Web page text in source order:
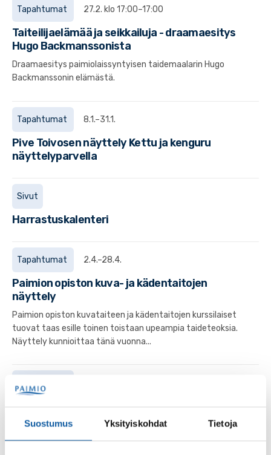
Suostumus Yksityiskohdat Tietoja
Tapahtumat 27.2. klo 17:00–17:00
Taiteilijaelämää ja seikkailuja - draamaesitys
Hugo Backmanssonista
Draamaesitys paimiolaissyntyisen taidemaalarin Hugo
Backmanssonin elämästä.
Tapahtumat 8.1.–31.1.
Pive Toivosen näyttely Kettu ja kenguru
näyttelyparvella
Sivut
Harrastuskalenteri
Tapahtumat 2.4.–28.4.
Paimion opiston kuva- ja kädentaitojen
näyttely
Paimion opiston kuvataiteen ja kädentaitojen kurssilaiset
tuovat taas esille toinen toistaan upeampia taideteoksia.
Näyttely kunnioittaa tänä vuonna...
Seija Honkasen näyttely Poimintoja Paimion
kotiseutumuseon lainamakasiinissa
Tervetuloa ihastelemaan Seija Honkasen luontoaiheisia